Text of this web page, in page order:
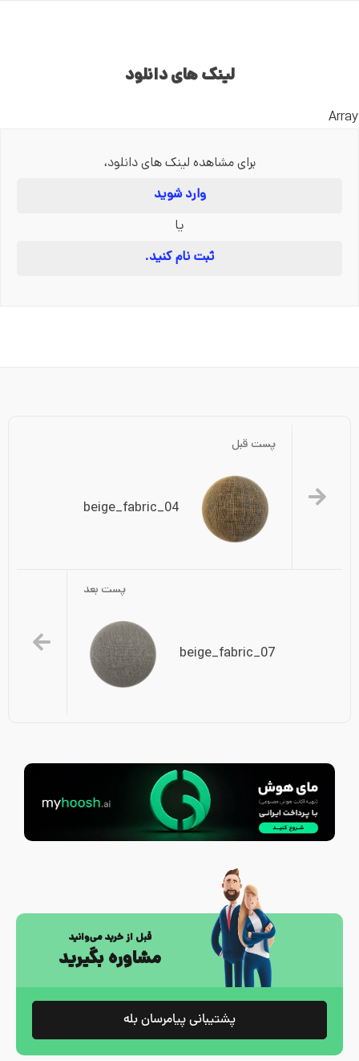
لینک های دانلود
Array
برای مشاهده لینک های دانلود،
وارد شوید
یا
ثبت نام کنید.
پست قبل
beige_fabric_04
پست بعد
beige_fabric_07
قبل از خرید می‌وانید
مشاوره بگیرید
پشتیبانی پیامرسان بله